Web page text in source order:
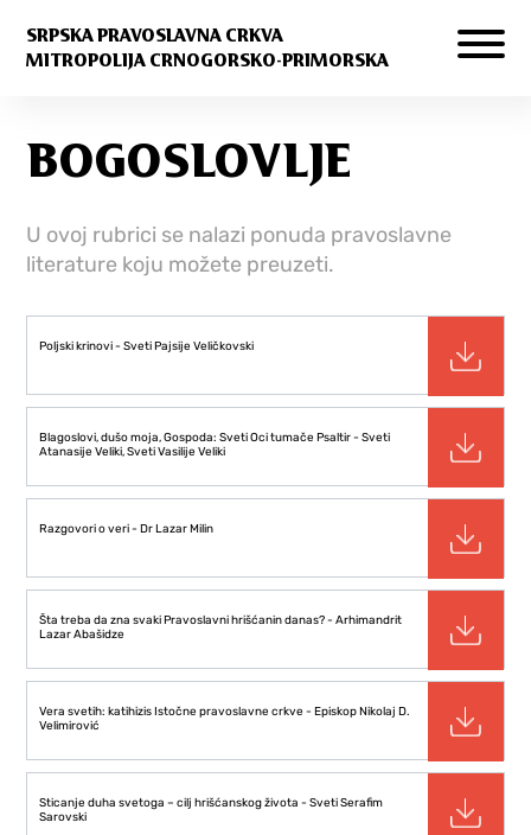
SRPSKA PRAVOSLAVNA CRKVA
MITROPOLIJA CRNOGORSKO-PRIMORSKA
BOGOSLOVLJE
U ovoj rubrici se nalazi ponuda pravoslavne
literature koju možete preuzeti.
Poljski krinovi - Sveti Pajsije Veličkovski
Blagoslovi, dušo moja, Gospoda: Sveti Oci tumače Psaltir - Sveti
Atanasije Veliki, Sveti Vasilije Veliki
Razgovori o veri - Dr Lazar Milin
Šta treba da zna svaki Pravoslavni hrišćanin danas? - Arhimandrit
Lazar Abašidze
Vera svetih: katihizis Istočne pravoslavne crkve - Episkop Nikolaj D.
Velimirović
Sticanje duha svetoga – cilj hrišćanskog života - Sveti Serafim
Sarovski